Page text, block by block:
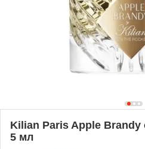
Kilian Paris Apple
5 мл